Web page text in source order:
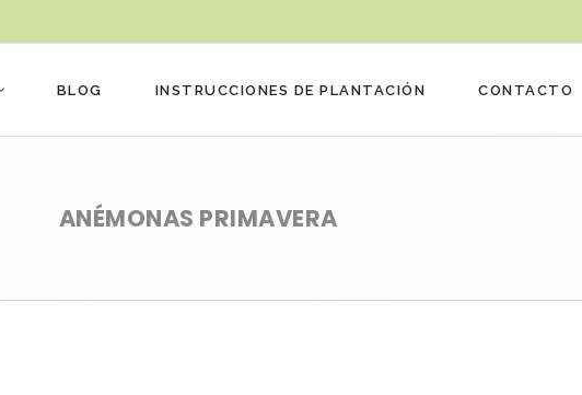
BLOG INSTRUCCIONES DE PLANTACIÓN CONTACTO
ANÉMONAS PRIMAVERA